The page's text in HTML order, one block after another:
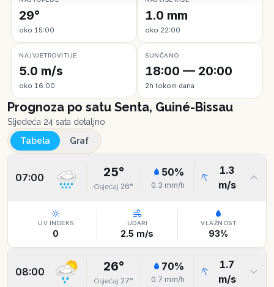
29°
oko 15:00
1.0 mm
oko 22:00
NAJVJETROVITIJE
5.0 m/s
oko 16:00
SUNČANO
18:00 — 20:00
2h tokom dana
Prognoza po satu Senta, Guiné-Bissau
Sljedeća 24 sata detaljno
Tabela
Graf
07:00 25°
Osjećaj 26°
50%
0.3 mm/h
1.3
m/s
UV INDEKS
0
UDARI
2.5 m/s
VLAŽNOST
93%
08:00 26°
Osjećaj 27°
70%
0.7 mm/h
1.7
m/s